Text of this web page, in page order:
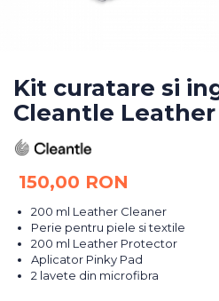
Consumabile
Scule si Echipamente
Masini de Slefuit
Echipamente
Manusi spalare
Prosoape uscare
Lavete
Aplicatoare
Altele
Kit curatare si
Cleantle Leather
150,00 RON
200 ml Leather Cleaner
Perie pentru piele si textile
200 ml Leather Protector
Aplicator Pinky Pad
2 lavete din microfibra